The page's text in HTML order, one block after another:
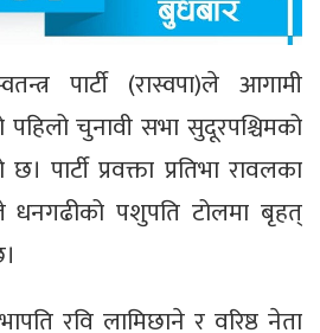
पार्टी (रास्वपा)ले आगामी
पहिलो चुनावी सभा सुदूरपश्चिमको
पार्टी प्रवक्ता प्रतिभा रावलका
पशुपति टोलमा बृहत्
रवि लामिछाने र वरिष्ठ नेता